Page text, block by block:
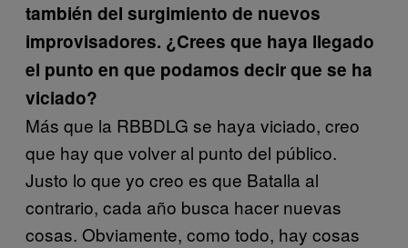
también del surgimiento de nuevos
improvisadores. ¿Crees que haya llegado
el punto en que podamos decir que se ha
viciado?
Más que la RBBDLG se haya viciado, creo
que hay que volver al punto del público.
Justo lo que yo creo es que Batalla al
contrario, cada año busca hacer nuevas
cosas. Obviamente, como todo, hay cosas